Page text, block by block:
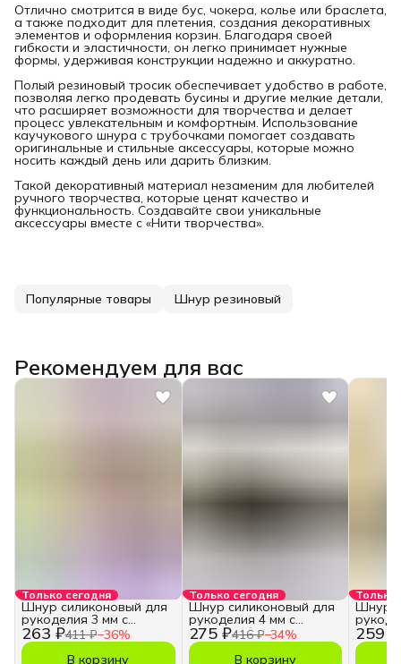
Отлично смотрится в виде бус, чокера, колье или браслета,
а также подходит для плетения, создания декоративных
элементов и оформления корзин. Благодаря своей
гибкости и эластичности, он легко принимает нужные
формы, удерживая конструкции надежно и аккуратно.
Полый резиновый тросик обеспечивает удобство в работе,
позволяя легко продевать бусины и другие мелкие детали,
что расширяет возможности для творчества и делает
процесс увлекательным и комфортным. Использование
каучукового шнура с трубочками помогает создавать
оригинальные и стильные аксессуары, которые можно
носить каждый день или дарить близким.
Такой декоративный материал незаменим для любителей
ручного творчества, которые ценят качество и
функциональность. Создавайте свои уникальные
аксессуары вместе с «Нити творчества».
Популярные товары Шнур резиновый
Рекомендуем для вас
Только сегодня
263 ₽411 ₽−36%
Шнур силиконовый для
рукоделия 3 мм с
отверстием
В корзину
Только сегодня
275 ₽416 ₽−34%
Шнур силиконовый для
рукоделия 4 мм с
отверстием
В корзину
Только
259 ₽
Шнур